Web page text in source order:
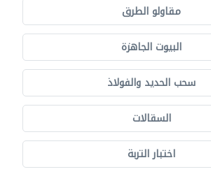
مقاولو الطرق
البيوت الجاهزة
سحب الحديد والفولاذ
السقالات
اختبار التربة